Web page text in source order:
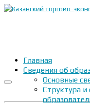
Главная
Сведения об
Основные
Структура и